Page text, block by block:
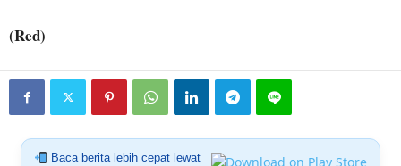
(Red)
Baca berita lebih cepat lewat